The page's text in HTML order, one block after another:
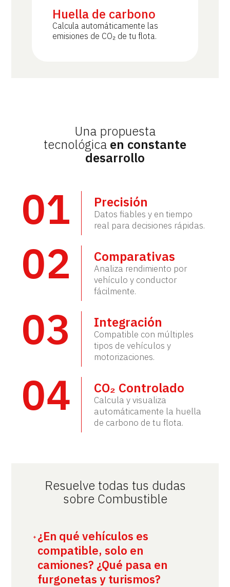
Huella de carbono
Calcula automáticamente las
emisiones de CO₂ de tu flota.
Una propuesta
tecnológica en constante
desarrollo
01 Precisión
Datos fiables y en tiempo
real para decisiones rápidas.
02 Comparativas
Analiza rendimiento por
vehículo y conductor
fácilmente.
03 Integración
Compatible con múltiples
tipos de vehículos y
motorizaciones.
04 CO₂ Controlado
Calcula y visualiza
automáticamente la huella
de carbono de tu flota.
Resuelve todas tus dudas
sobre Combustible
¿En qué vehículos es
compatible, solo en
camiones? ¿Qué pasa en
furgonetas y turismos?